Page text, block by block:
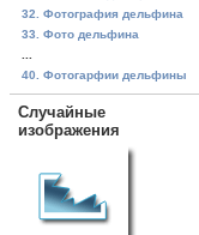
32. Фотография дельфина
33. Фото дельфина
40. Фотогарфии дельфины
Случайные
изображения